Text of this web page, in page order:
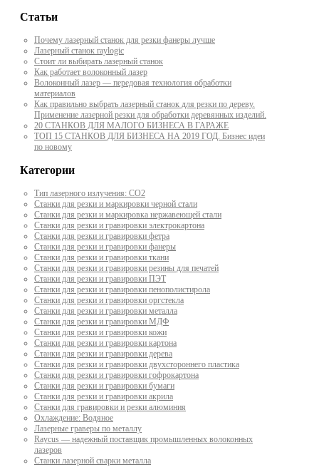
Статьи
Почему лазерный станок для резки фанеры лучше
Лазерный станок raylogic
Стоит ли выбирать лазерный станок
Как работает волоконный лазер
Волоконный лазер — передовая технология обработки
материалов
Как правильно выбрать лазерный станок для резки по дереву.
Применение лазерной резки для обработки деревянных изделий.
20 СТАНКОВ ДЛЯ МАЛОГО БИЗНЕСА В ГАРАЖЕ
ТОП 15 СТАНКОВ ДЛЯ БИЗНЕСА НА 2019 ГОД. Бизнес идеи
по новому
Категории
Тип лазерного излучения: СО2
Станки для резки и маркировки черной стали
Станки для резки и маркировка нержавеющей стали
Станки для резки и гравировки электрокартона
Станки для резки и гравировки фетра
Станки для резки и гравировки фанеры
Станки для резки и гравировки ткани
Станки для резки и гравировки резины для печатей
Станки для резки и гравировки ПЭТ
Станки для резки и гравировки пенополистирола
Станки для резки и гравировки оргстекла
Станки для резки и гравировки металла
Станки для резки и гравировки МДФ
Станки для резки и гравировки кожи
Станки для резки и гравировки картона
Станки для резки и гравировки дерева
Станки для резки и гравировки двухстороннего пластика
Станки для резки и гравировки гофрокартона
Станки для резки и гравировки бумаги
Станки для резки и гравировки акрила
Станки для гравировки и резки алюминия
Охлаждение: Водяное
Лазерные граверы по металлу
Raycus — надежный поставщик промышленных волоконных
лазеров
Cтанки лазерной сварки металла